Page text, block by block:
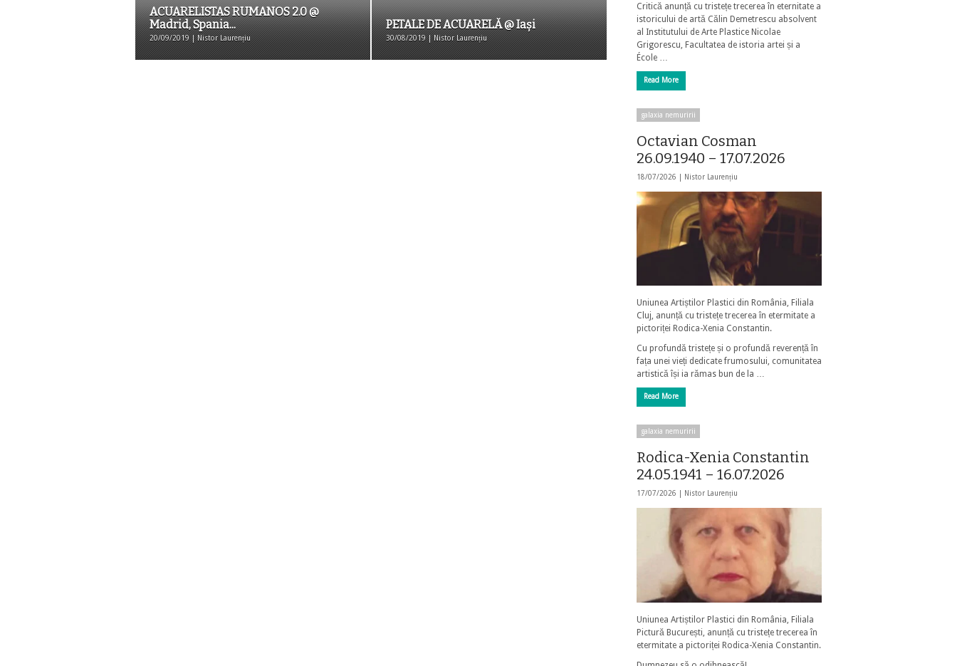
ACUARELISTAS RUMANOS 2.0 @
Madrid, Spania...
20/09/2019 | Nistor Laurențiu
PETALE DE ACUARELĂ @ Iași
30/08/2019 | Nistor Laurențiu
Critică anunță cu tristețe trecerea în eternitate a
istoricului de artă Călin Demetrescu absolvent
al Institutului de Arte Plastice Nicolae
Grigorescu, Facultatea de istoria artei și a
École …
Read More
galaxia nemuririi
Octavian Cosman
26.09.1940 – 17.07.2026
18/07/2026 | Nistor Laurențiu
Uniunea Artiștilor Plastici din România, Filiala
Cluj, anunță cu tristețe trecerea în etermitate a
pictoriței Rodica-Xenia Constantin.
Cu profundă tristețe și o profundă reverență în
fața unei vieți dedicate frumosului, comunitatea
artistică își ia rămas bun de la …
Read More
galaxia nemuririi
Rodica-Xenia Constantin
24.05.1941 – 16.07.2026
17/07/2026 | Nistor Laurențiu
Uniunea Artiștilor Plastici din România, Filiala
Pictură București, anunță cu tristețe trecerea în
etermitate a pictoriței Rodica-Xenia Constantin.